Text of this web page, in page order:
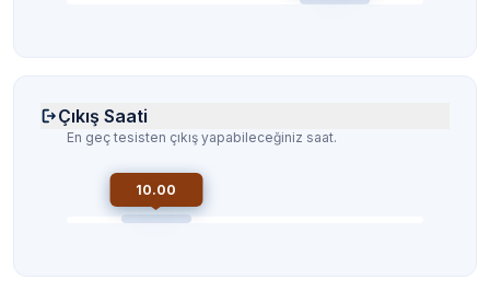
Çıkış Saati
En geç tesisten çıkış yapabileceğiniz saat.
10.00